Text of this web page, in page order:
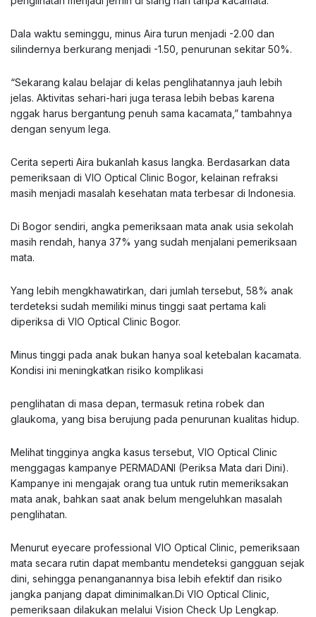
Dala waktu seminggu, minus Aira turun menjadi -2.00 dan
silindernya berkurang menjadi -1.50, penurunan sekitar 50%.
“Sekarang kalau belajar di kelas penglihatannya jauh lebih
jelas. Aktivitas sehari-hari juga terasa lebih bebas karena
nggak harus bergantung penuh sama kacamata,” tambahnya
dengan senyum lega.
Cerita seperti Aira bukanlah kasus langka. Berdasarkan data
pemeriksaan di VIO Optical Clinic Bogor, kelainan refraksi
masih menjadi masalah kesehatan mata terbesar di Indonesia.
Di Bogor sendiri, angka pemeriksaan mata anak usia sekolah
masih rendah, hanya 37% yang sudah menjalani pemeriksaan
mata.
Yang lebih mengkhawatirkan, dari jumlah tersebut, 58% anak
terdeteksi sudah memiliki minus tinggi saat pertama kali
diperiksa di VIO Optical Clinic Bogor.
Minus tinggi pada anak bukan hanya soal ketebalan kacamata.
Kondisi ini meningkatkan risiko komplikasi
penglihatan di masa depan, termasuk retina robek dan
glaukoma, yang bisa berujung pada penurunan kualitas hidup.
Melihat tingginya angka kasus tersebut, VIO Optical Clinic
menggagas kampanye PERMADANI (Periksa Mata dari Dini).
Kampanye ini mengajak orang tua untuk rutin memeriksakan
mata anak, bahkan saat anak belum mengeluhkan masalah
penglihatan.
Menurut eyecare professional VIO Optical Clinic, pemeriksaan
mata secara rutin dapat membantu mendeteksi gangguan sejak
dini, sehingga penanganannya bisa lebih efektif dan risiko
jangka panjang dapat diminimalkan.Di VIO Optical Clinic,
pemeriksaan dilakukan melalui Vision Check Up Lengkap.